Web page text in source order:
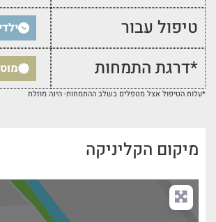
טיפול עבור
*דרגת התמחות
*עלות הטיפול אצל מטפלים בשלב ההתמחות- הינה מוזלת
מיקום הקליניקה